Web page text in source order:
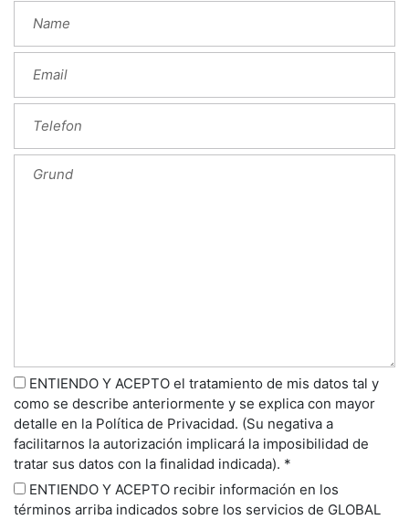
ENTIENDO Y ACEPTO el tratamiento de mis datos tal y
como se describe anteriormente y se explica con mayor
detalle en la Política de Privacidad. (Su negativa a
facilitarnos la autorización implicará la imposibilidad de
tratar sus datos con la finalidad indicada). *
ENTIENDO Y ACEPTO recibir información en los
términos arriba indicados sobre los servicios de GLOBAL